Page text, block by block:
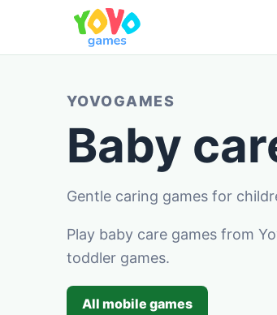
YOVOGAMES
Baby
Gentle caring games for
Play baby care games from
toddler games.
All mobile games